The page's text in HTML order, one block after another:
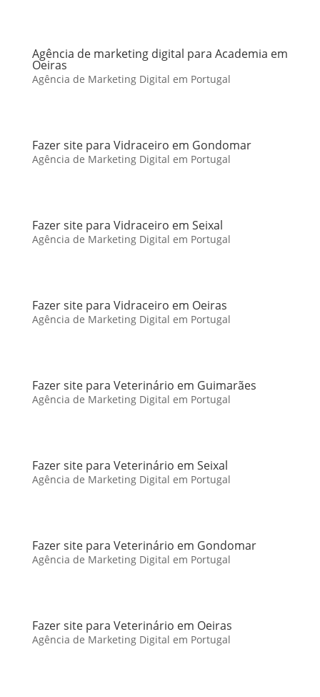
Agência de marketing digital para Academia em
Oeiras
Agência de Marketing Digital em Portugal
Fazer site para Vidraceiro em Gondomar
Agência de Marketing Digital em Portugal
Fazer site para Vidraceiro em Seixal
Agência de Marketing Digital em Portugal
Fazer site para Vidraceiro em Oeiras
Agência de Marketing Digital em Portugal
Fazer site para Veterinário em Guimarães
Agência de Marketing Digital em Portugal
Fazer site para Veterinário em Seixal
Agência de Marketing Digital em Portugal
Fazer site para Veterinário em Gondomar
Agência de Marketing Digital em Portugal
Fazer site para Veterinário em Oeiras
Agência de Marketing Digital em Portugal